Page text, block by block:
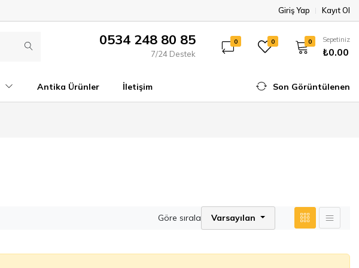
Giriş Yap Kayıt Ol
0534 248 80 85
7/24 Destek
0 0 0 Sepetiniz
₺0.00
Antika Ürünler İletişim Son Görüntülenen
Göre sırala Varsayılan